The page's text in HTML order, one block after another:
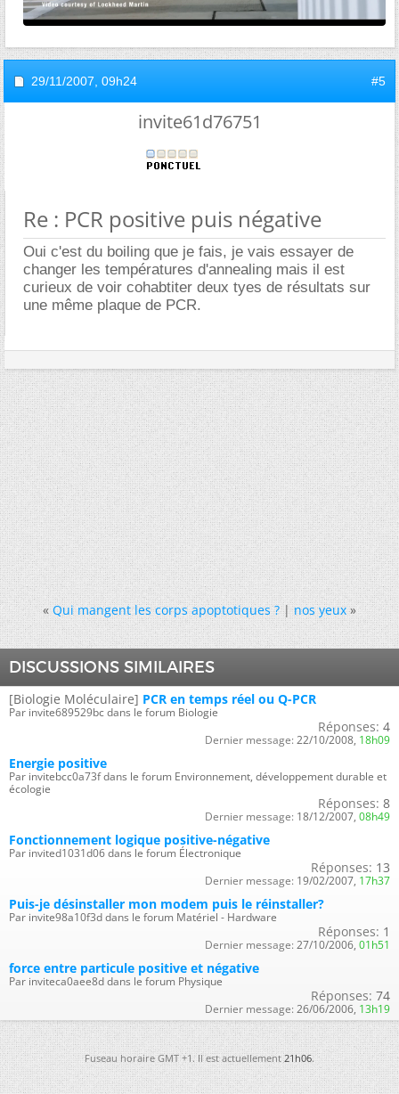
29/11/2007, 09h24 #5
invite61d76751
Re : PCR positive puis négative
Oui c'est du boiling que je fais, je vais essayer de
changer les températures d'annealing mais il est
curieux de voir cohabtiter deux tyes de résultats sur
une même plaque de PCR.
« Qui mangent les corps apoptotiques ?|nos yeux »
DISCUSSIONS SIMILAIRES
[Biologie Moléculaire] PCR en temps réel ou Q-PCR
Par invite689529bc dans le forum Biologie
Réponses: 4
Dernier message: 22/10/2008, 18h09
Energie positive
Par invitebcc0a73f dans le forum Environnement, développement durable et
écologie
Réponses: 8
Dernier message: 18/12/2007, 08h49
Fonctionnement logique positive-négative
Par invited1031d06 dans le forum Électronique
Réponses: 13
Dernier message: 19/02/2007, 17h37
Puis-je désinstaller mon modem puis le réinstaller?
Par invite98a10f3d dans le forum Matériel - Hardware
Réponses: 1
Dernier message: 27/10/2006, 01h51
force entre particule positive et négative
Par inviteca0aee8d dans le forum Physique
Réponses: 74
Dernier message: 26/06/2006, 13h19
Fuseau horaire GMT +1. Il est actuellement21h06.